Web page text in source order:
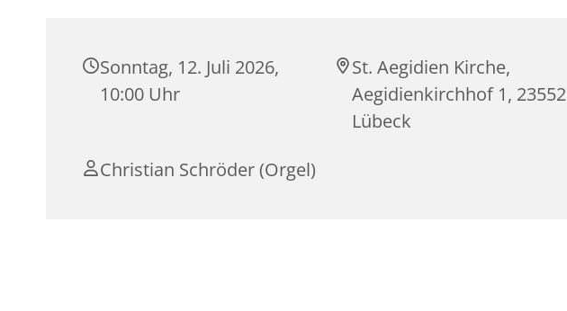
Sonntag, 12. Juli 2026,
10:00 Uhr
St. Aegidien Kirche,
Aegidienkirchhof 1, 23552
Lübeck
Christian Schröder (Orgel)